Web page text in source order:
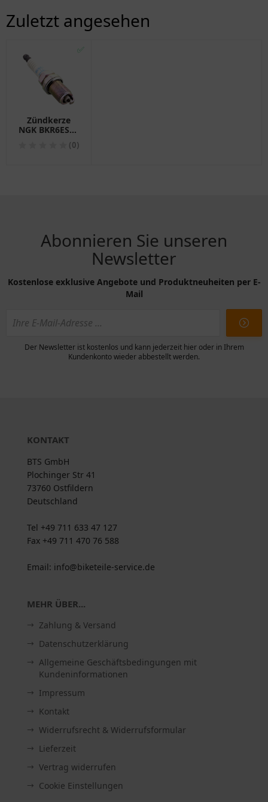
Zuletzt angesehen
✅
Zündkerze
NGK BKR6ES11
Motorräder(0)
Abonnieren Sie unseren
Newsletter
Kostenlose exklusive Angebote und Produktneuheiten per E-
Mail
Der Newsletter ist kostenlos und kann jederzeit hier oder in Ihrem
Kundenkonto wieder abbestellt werden.
KONTAKT
BTS GmbH
Plochinger Str 41
73760 Ostfildern
Deutschland
Tel +49 711 633 47 127
Fax +49 711 470 76 588
Email: info@biketeile-service.de
MEHR ÜBER...
Zahlung & Versand
Datenschutzerklärung
Allgemeine Geschäftsbedingungen mit
Kundeninformationen
Impressum
Kontakt
Widerrufsrecht & Widerrufsformular
Lieferzeit
Vertrag widerrufen
Cookie Einstellungen